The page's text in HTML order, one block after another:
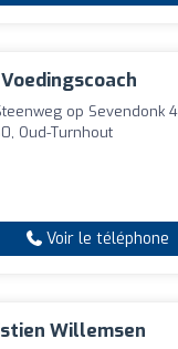
op Sevendonk
Oud-Turnhout
Voir le téléphone
Willemsen